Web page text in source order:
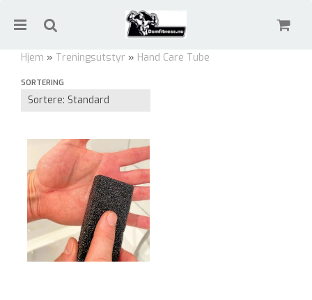
Hjem » Treningsutstyr » Hand Care Tube
SORTERING Hand Care Tube